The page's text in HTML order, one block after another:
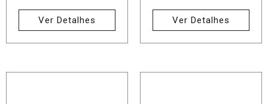
Ver Detalhes Ver Detalhes